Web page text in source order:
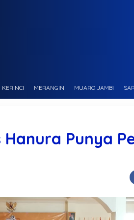
KERINCI MERANGIN MUARO JAMBI
Hanura Punya